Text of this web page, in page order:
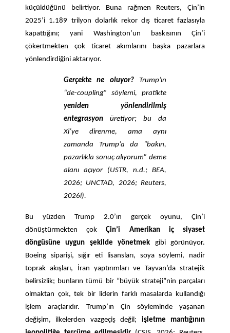
küçüldüğünü belirtiyor. Buna rağmen Reuters, Çin’in
2025’i 1.189 trilyon dolarlık rekor dış ticaret fazlasıyla
kapattığını; yani Washington’un baskısının Çin’i
çökertmekten çok ticaret akımlarını başka pazarlara
yönlendirdiğini aktarıyor.
Gerçekte ne oluyor? Trump’ın
“de-coupling” söylemi, pratikte
yeniden yönlendirilmiş
entegrasyon üretiyor; bu da
Xi’ye direnme, ama aynı
zamanda Trump’a da “bakın,
pazarlıkla sonuç alıyorum” deme
alanı açıyor (USTR, n.d.; BEA,
2026; UNCTAD, 2026; Reuters,
2026i).
Bu yüzden Trump 2.0’ın gerçek oyunu, Çin’i
dönüştürmekten çokÇin’i Amerikan iç siyaset
döngüsüne uygun şekilde yönetmek gibi görünüyor.
Boeing siparişi, sığır eti lisansları, soya söylemi, nadir
toprak akışları, İran yaptırımları ve Tayvan’da stratejik
belirsizlik; bunların tümü bir “büyük strateji”nin parçaları
olmaktan çok, tek bir liderin farklı masalarda kullandığı
işlem araçlarıdır. Trump’ın Çin söyleminde yaşanan
değişim, ilkelerden vazgeçiş değil; işletme mantığının